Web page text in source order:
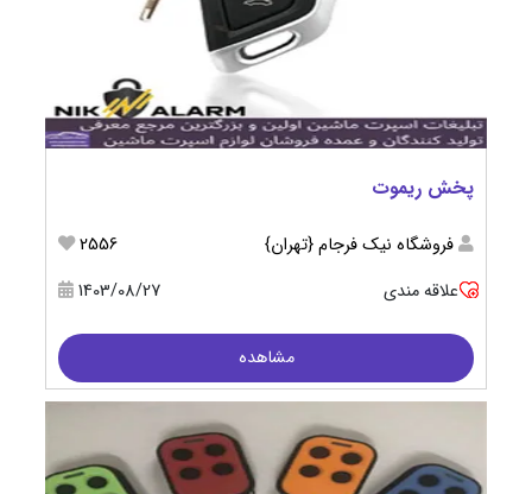
پخش ریموت
فروشگاه نیک فرجام {تهران}
2556
علاقه مندی
1403/08/27
مشاهده